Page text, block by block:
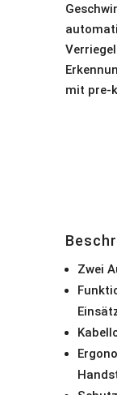
mit pre-
Zwei